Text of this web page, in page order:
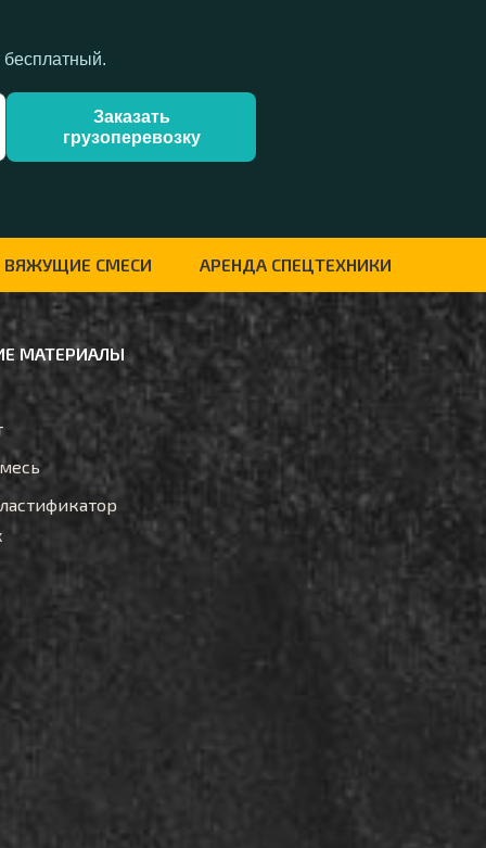
бесплатный.
Заказать
грузоперевозку
ВЯЖУЩИЕ СМЕСИ АРЕНДА СПЕЦТЕХНИКИ
МАТЕРИАЛЫ